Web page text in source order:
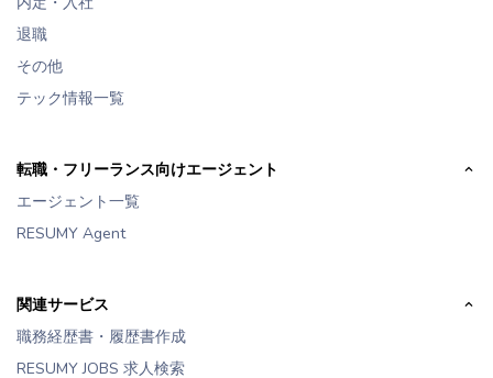
退職
その他
テック情報一覧
転職・フリーランス向けエージェント
エージェント一覧
RESUMY Agent
関連サービス
職務経歴書・履歴書作成
RESUMY JOBS 求人検索